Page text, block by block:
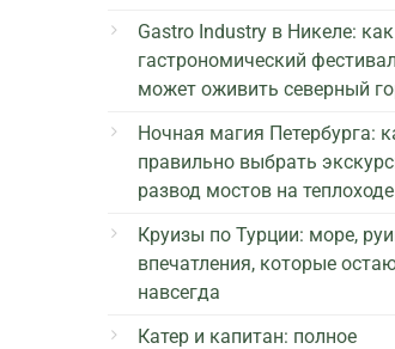
Gastro Industry в Никеле: как
гастрономический
может оживить северный
Ночная магия Петербурга:
правильно выбрать
развод мостов на теплоходе
Круизы по Турции: море,
впечатления, которые
навсегда
Катер и капитан: полное